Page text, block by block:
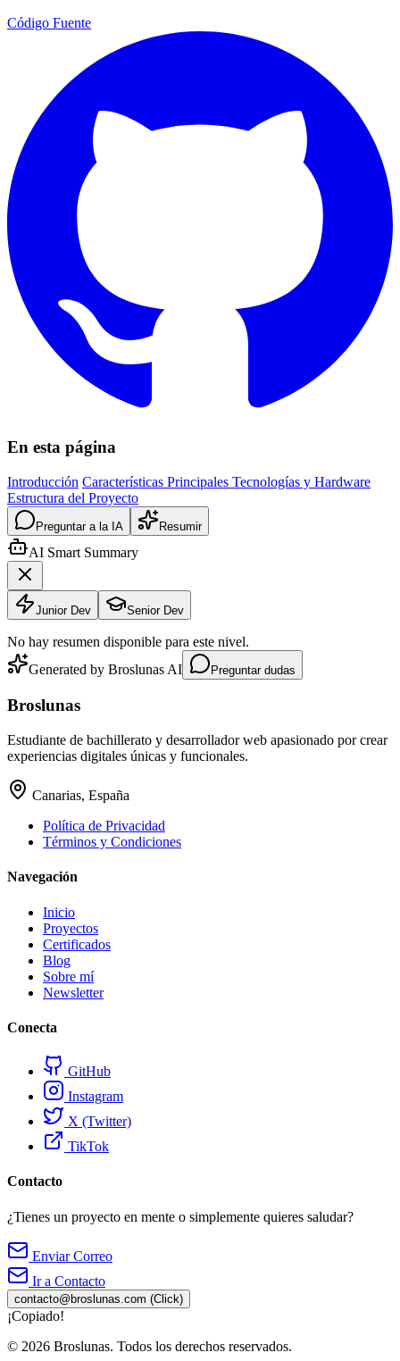
Código Fuente
En esta página
Introducción Características Principales Tecnologías y Hardware
Estructura del Proyecto
Preguntar a la IA Resumir
AI Smart Summary
Junior Dev Senior Dev
No hay resumen disponible para este nivel.
Generated by Broslunas AI
Preguntar dudas
Broslunas
Estudiante de bachillerato y desarrollador web apasionado por crear
experiencias digitales únicas y funcionales.
Canarias, España
Política de Privacidad
Términos y Condiciones
Navegación
Inicio
Proyectos
Certificados
Blog
Sobre mí
Newsletter
Conecta
GitHub
Instagram
X (Twitter)
TikTok
Contacto
¿Tienes un proyecto en mente o simplemente quieres saludar?
Enviar Correo
Ir a Contacto
contacto@broslunas.com (Click)
¡Copiado!
© 2026 Broslunas. Todos los derechos reservados.